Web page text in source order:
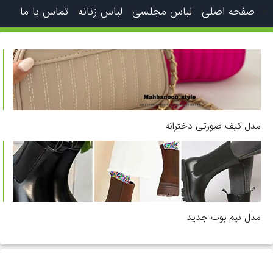
صفحه اصلی لباس مجلسی لباس زنانه تماس با ما
مدل کیف صورتی دخترانه
مدل نیم بوت جدید